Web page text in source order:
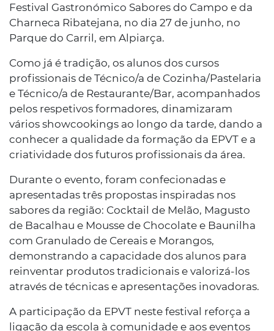
Festival Gastronómico Sabores do Campo e da
Charneca Ribatejana, no dia 27 de junho, no
Parque do Carril, em Alpiarça.
Como já é tradição, os alunos dos cursos
profissionais de Técnico/a de Cozinha/Pastelaria
e Técnico/a de Restaurante/Bar, acompanhados
pelos respetivos formadores, dinamizaram
vários showcookings ao longo da tarde, dando a
conhecer a qualidade da formação da EPVT e a
criatividade dos futuros profissionais da área.
Durante o evento, foram confecionadas e
apresentadas três propostas inspiradas nos
sabores da região: Cocktail de Melão, Magusto
de Bacalhau e Mousse de Chocolate e Baunilha
com Granulado de Cereais e Morangos,
demonstrando a capacidade dos alunos para
reinventar produtos tradicionais e valorizá-los
através de técnicas e apresentações inovadoras.
A participação da EPVT neste festival reforça a
ligação da escola à comunidade e aos eventos